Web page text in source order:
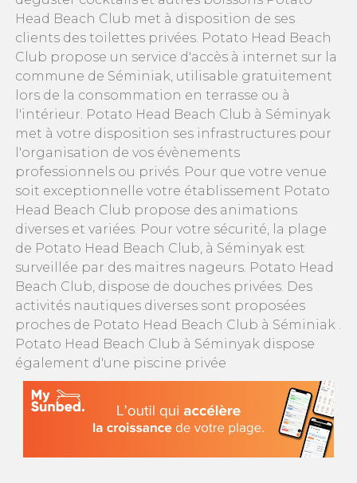
Head Beach Club met à disposition de ses
clients des toilettes privées. Potato Head Beach
Club propose un service d'accès à internet sur la
commune de Séminiak, utilisable gratuitement
lors de la consommation en terrasse ou à
l'intérieur. Potato Head Beach Club à Séminyak
met à votre disposition ses infrastructures pour
l'organisation de vos évènements
professionnels ou privés. Pour que votre venue
soit exceptionnelle votre établissement Potato
Head Beach Club propose des animations
diverses et variées. Pour votre sécurité, la plage
de Potato Head Beach Club, à Séminyak est
surveillée par des maitres nageurs. Potato Head
Beach Club, dispose de douches privées. Des
activités nautiques diverses sont proposées
proches de Potato Head Beach Club à Séminiak .
Potato Head Beach Club à Séminyak dispose
également d'une piscine privée